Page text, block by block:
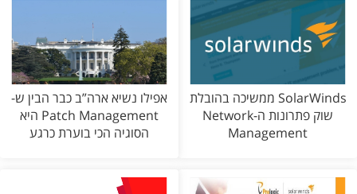
SolarWinds ממשיכה בהובלת
שוק פתרונות ה-Network
Management
אפילו נשיא ארה”ב כבר הבין ש-
Patch Management היא
הסוגיה הכי בוערת כרגע